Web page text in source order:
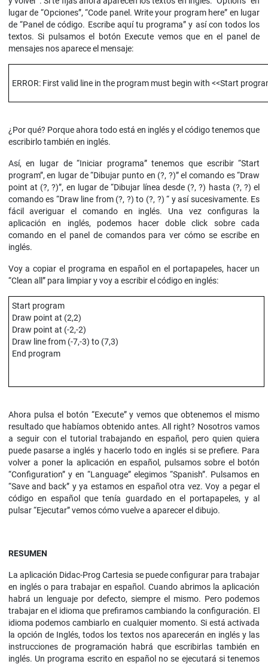
lugar de “Opciones”, “Code panel. Write your program here” en lugar
de “Panel de código. Escribe aquí tu programa” y así con todos los
textos. Si pulsamos el botón Execute vemos que en el panel de
mensajes nos aparece el mensaje:
ERROR: First valid line in the program must begin with <<Start
¿Por qué? Porque ahora todo está en inglés y el código tenemos que
escribirlo también en inglés.
Así, en lugar de “Iniciar programa” tenemos que escribir “Start
program”, en lugar de “Dibujar punto en (?, ?)” el comando es “Draw
point at (?, ?)”, en lugar de “Dibujar línea desde (?, ?) hasta (?, ?) el
comando es “Draw line from (?, ?) to (?, ?) “ y así sucesivamente. Es
fácil averiguar el comando en inglés. Una vez configuras la
aplicación en inglés, podemos hacer doble click sobre cada
comando en el panel de comandos para ver cómo se escribe en
inglés.
Voy a copiar el programa en español en el portapapeles, hacer un
“Clean all” para limpiar y voy a escribir el código en inglés:
Start program
Draw point at (2,2)
Draw point at (-2,-2)
Draw line from (-7,-3) to (7,3)
End program
Ahora pulsa el botón “Execute” y vemos que obtenemos el mismo
resultado que habíamos obtenido antes. All right? Nosotros vamos
a seguir con el tutorial trabajando en español, pero quien quiera
puede pasarse a inglés y hacerlo todo en inglés si se prefiere. Para
volver a poner la aplicación en español, pulsamos sobre el botón
“Configuration” y en “Language” elegimos “Spanish”. Pulsamos en
“Save and back” y ya estamos en español otra vez. Voy a pegar el
código en español que tenía guardado en el portapapeles, y al
pulsar “Ejecutar” vemos cómo vuelve a aparecer el dibujo.
RESUMEN
La aplicación Didac-Prog Cartesia se puede configurar para trabajar
en inglés o para trabajar en español. Cuando abrimos la aplicación
habrá un lenguaje por defecto, siempre el mismo. Pero podemos
trabajar en el idioma que prefiramos cambiando la configuración. El
idioma podemos cambiarlo en cualquier momento. Si está activada
la opción de Inglés, todos los textos nos aparecerán en inglés y las
instrucciones de programación habrá que escribirlas también en
inglés. Un programa escrito en español no se ejecutará si tenemos